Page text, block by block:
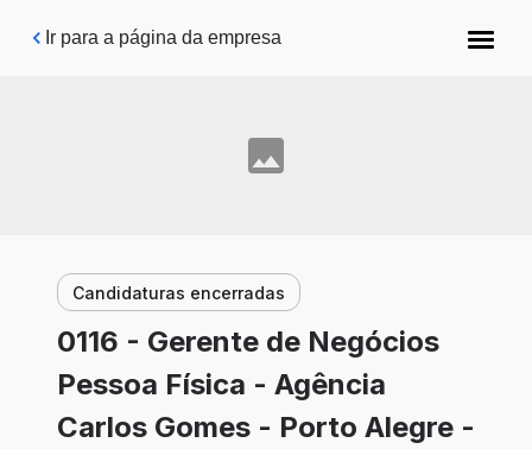
Pular para o conteúdo principal
Ir para a página da empresa
Candidaturas encerradas
0116 - Gerente de Negócios
Pessoa Física - Agência
Carlos Gomes - Porto Alegre -